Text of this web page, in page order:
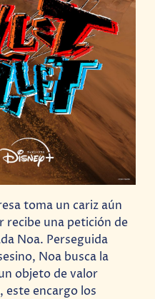
toma un cariz aún
recibe una petición de
Noa. Perseguida
Noa busca la
objeto de valor
este encargo los